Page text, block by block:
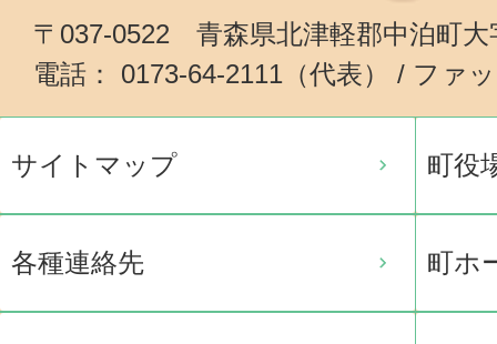
〒037-0522 青森県北津軽郡中泊町大
電話： 0173-64-2111（代表） / ファ
サイトマップ 町役
各種連絡先 町ホ